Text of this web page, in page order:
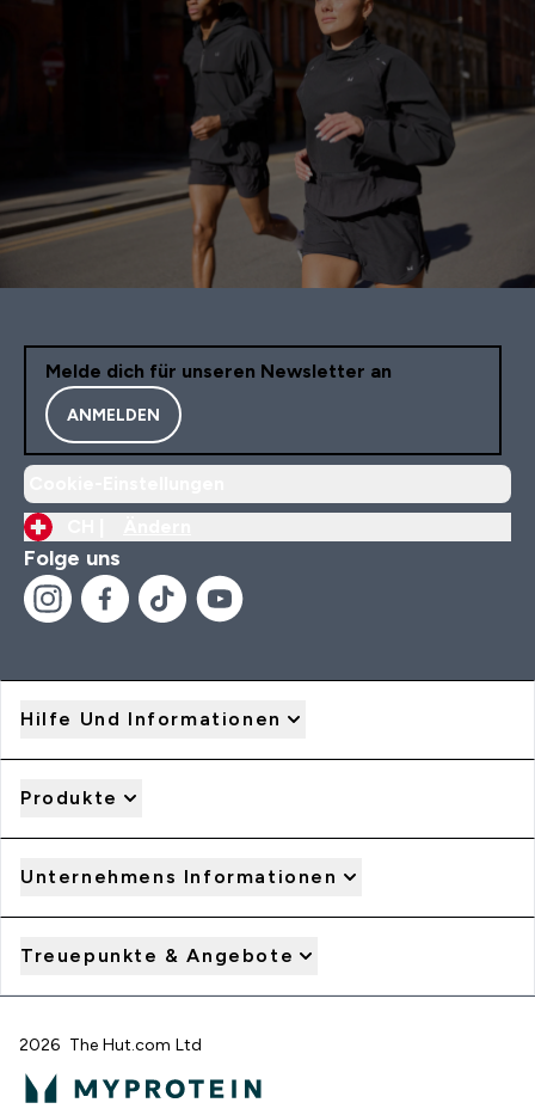
Melde dich für unseren Newsletter an
ANMELDEN
Folge uns
Hilfe Und Informationen
Produkte
Unternehmens Informationen
Treuepunkte & Angebote
2026 The Hut.com Ltd